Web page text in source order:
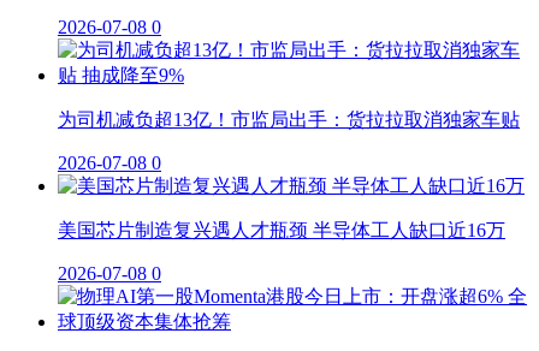
2026-07-08 0
为司机减负超13亿！市监局出手：货拉拉取消独家车贴
2026-07-08 0
美国芯片制造复兴遇人才瓶颈 半导体工人缺口近16万
2026-07-08 0